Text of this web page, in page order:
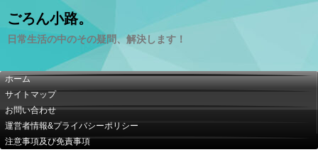
ごろん小路。
日常生活の中のその疑問、解決します！
ホーム
サイトマップ
お問い合わせ
運営者情報&プライバシーポリシー
注意事項及び免責事項